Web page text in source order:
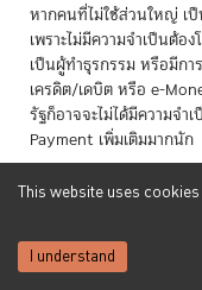
This website uses
I understand
หากคนที่ไม่ใช้ส่วนใหญ่ เ
เพราะไม่มีความจำเป็นต้
เป็นผู้ทำธุรกรรม หรือมีก
เครดิต/เดบิต หรือ e-
รัฐก็อาจจะไม่ได้มีความจำ
Payment เพิ่มเติมมากนัก
แต่หากคนกลุ่มนี้ใช้เงินสด
ความกังวลเรื่องมิจฉาชีพ
มาตรการมาเพื่อสนับสนุนใ